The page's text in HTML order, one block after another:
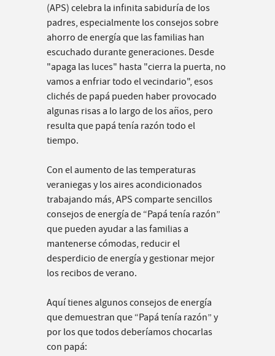
(APS) celebra la infinita sabiduría de los
padres, especialmente los consejos sobre
ahorro de energía que las familias han
escuchado durante generaciones. Desde
"apaga las luces" hasta "cierra la puerta, no
vamos a enfriar todo el vecindario", esos
clichés de papá pueden haber provocado
algunas risas a lo largo de los años, pero
resulta que papá tenía razón todo el
tiempo.
Con el aumento de las temperaturas
veraniegas y los aires acondicionados
trabajando más, APS comparte sencillos
consejos de energía de “Papá tenía razón”
que pueden ayudar a las familias a
mantenerse cómodas, reducir el
desperdicio de energía y gestionar mejor
los recibos de verano.
Aquí tienes algunos consejos de energía
que demuestran que “Papá tenía razón” y
por los que todos deberíamos chocarlas
con papá: